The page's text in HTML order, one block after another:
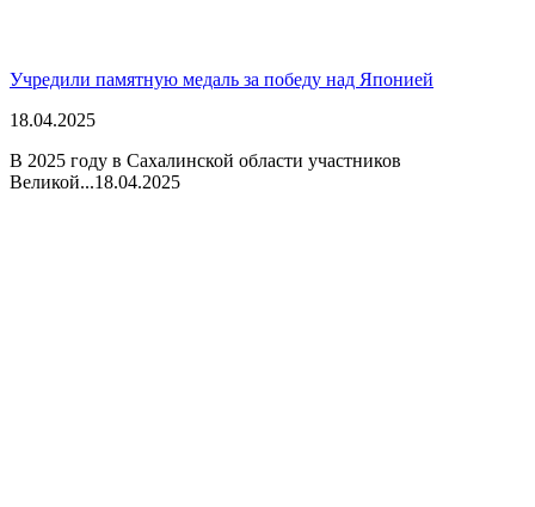
Учредили памятную медаль за победу над Японией
18.04.2025
В 2025 году в Сахалинской области участников
Великой...18.04.2025